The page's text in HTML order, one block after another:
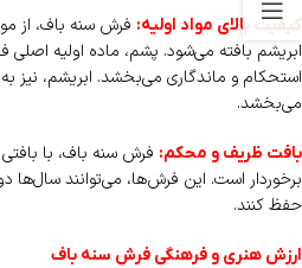
کیفیت بالای مواد اولیه: فرش سنه باف، از
ابریشم بافته می‌شود. پشم، ماده اولیه
استحکام و ماندگاری می‌بخشد. ابریشم، نیز
می‌بخشد.
بافت ظریف و محکم: فرش سنه باف، با
برخوردار است. این فرش‌ها، می‌توانند سال‌ها
حفظ کنند.
ارزش هنری و فرهنگی فرش سنه باف